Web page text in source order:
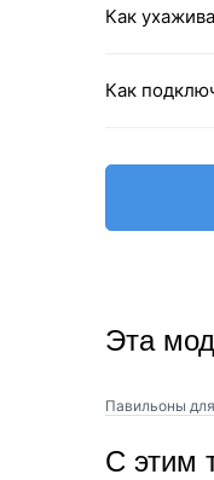
Как
Как
Эта
Павильоны
С этим